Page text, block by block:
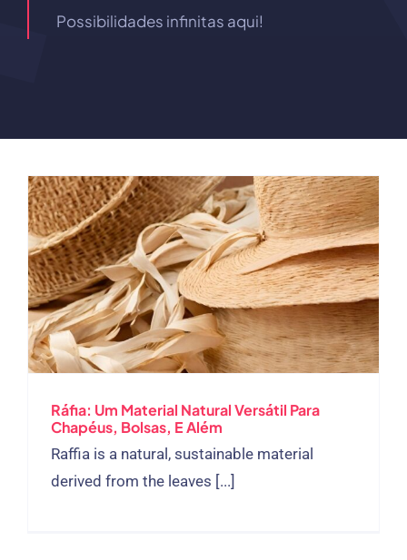
Possibilidades infinitas aqui!
Ráfia: Um Material Natural Versátil Para
Chapéus, Bolsas, E Além
Raffia is a natural , sustainable material
derived from the leaves [...]